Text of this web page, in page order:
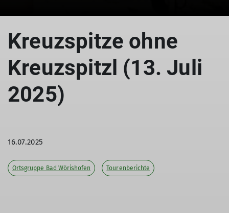
Kreuzspitze ohne
Kreuzspitzl (13. Juli
2025)
16.07.2025
Ortsgruppe Bad Wörishofen Tourenberichte